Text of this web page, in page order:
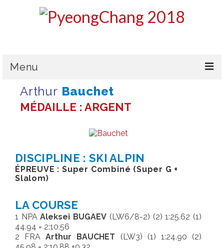
Menu
LE CPSF
L’ÉQUIPE DE FRANCE
MÉDAILLES & CLASSEMENT
GALERIES PHOTOS
SALLE DE PRESSE
Arthur Bauchet
MÉDAILLE : ARGENT
DISCIPLINE : SKI ALPIN
ÉPREUVE : Super Combiné (Super G +
Slalom)
LA COURSE
1 NPAAleksei BUGAEV (LW6/8-2) (2) 1:25.62 (1)
44.94 = 2:10.56
2 FRAArthur BAUCHET (LW3) (1) 1:24.90 (2)